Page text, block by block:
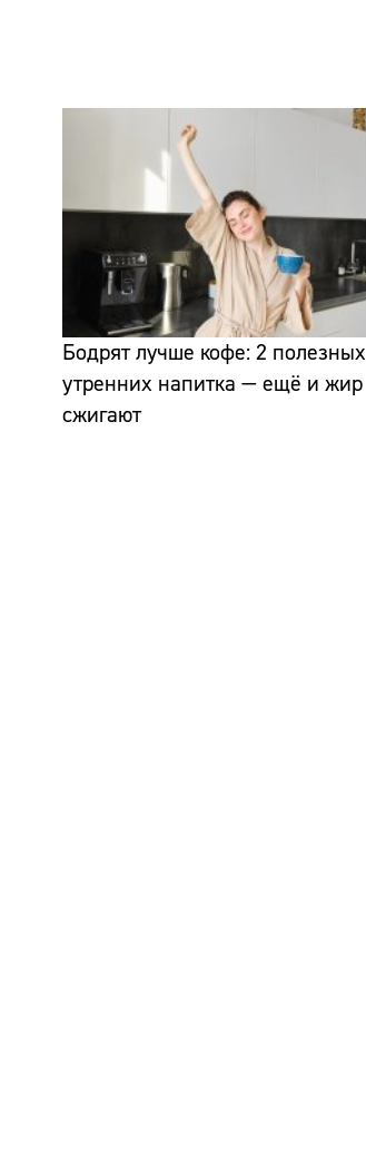
Бодрят лучше кофе: 2 полезных
утренних напитка — ещё и жир
сжигают